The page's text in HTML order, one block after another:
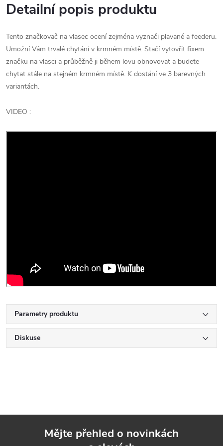
Detailní popis produktu
Tento značkovač na vlasec ocení zejména vyznači plavané a feederu.
Umožní Vám trvalé chytání v krmném místě. Stačí vytovřit fixem
značku na vlasci a průběžně ji během lovu obnovovat a budete
chytat stále na stejném krmném místě. K dostání ve 3 barevných
variantách.
VIDEO :
Parametry produktu
Diskuse
Mějte přehled o novinkách